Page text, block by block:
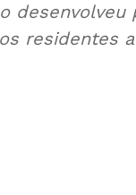
residentes